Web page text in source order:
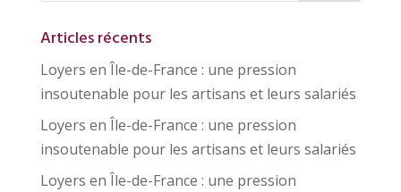
Articles récents
Loyers en Île-de-France : une pression
insoutenable pour les artisans et leurs salariés
Loyers en Île-de-France : une pression
insoutenable pour les artisans et leurs salariés
Loyers en Île-de-France : une pression